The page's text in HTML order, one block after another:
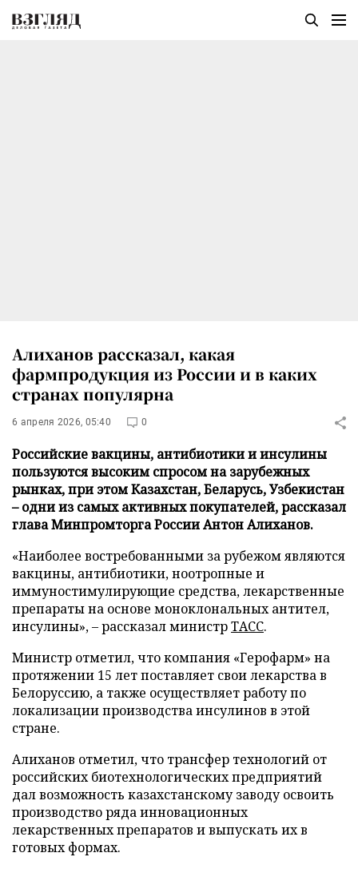
Алиханов рассказал, какая
фармпродукция из России и в каких
странах популярна
6 апреля 2026, 05:40 0
Российские вакцины, антибиотики и инсулины
пользуются высоким спросом на зарубежных
рынках, при этом Казахстан, Беларусь, Узбекистан
– одни из самых активных покупателей, рассказал
глава Минпромторга России Антон Алиханов.
«Наиболее востребованными за рубежом являются
вакцины, антибиотики, ноотропные и
иммуностимулирующие средства, лекарственные
препараты на основе моноклональных антител,
инсулины», – рассказал министрТАСС.
Министр отметил, что компания «Герофарм» на
протяжении 15 лет поставляет свои лекарства в
Белоруссию, а также осуществляет работу по
локализации производства инсулинов в этой
стране.
Алиханов отметил, что трансфер технологий от
российских биотехнологических предприятий
дал возможность казахстанскому заводу освоить
производство ряда инновационных
лекарственных препаратов и выпускать их в
готовых формах.